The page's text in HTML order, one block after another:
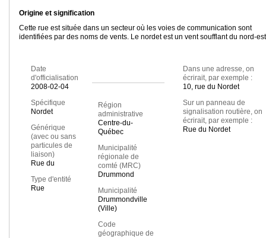
Origine et signification
Cette rue est située dans un secteur où les voies de communication sont
identifiées par des noms de vents. Le nordet est un vent soufflant du nord-
Date
d'officialisation
2008-02-04
Spécifique
Nordet
Générique
(avec ou sans
particules de
liaison)
Rue du
Type d'entité
Rue
Région
administrative
Centre-du-
Québec
Municipalité
régionale de
comté (MRC)
Drummond
Municipalité
Drummondville
(Ville)
Code
géographique de
Dans une adresse, on
écrirait, par exemple :
10, rue du Nordet
Sur un panneau de
signalisation routière, on
écrirait, par exemple :
Rue du Nordet